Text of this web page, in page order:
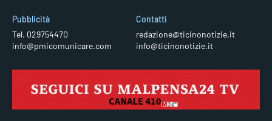
Pubblicità
Tel. 029754470
info@pmicomunicare.com
Contatti
redazione@ticinonotizie.it
info@ticinonotizie.it